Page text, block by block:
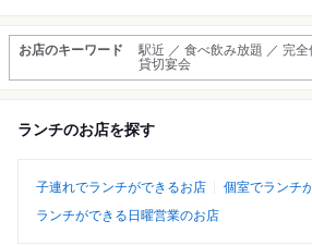
お店のキーワード
駅近 ／ 食べ飲み放題 ／ 完全
貸切宴会
ランチのお店を探す
子連れでランチができるお店
個室でランチ
ランチができる日曜営業のお店